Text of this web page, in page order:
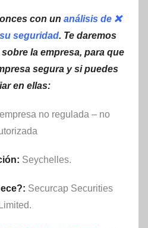
con un análisis de ❌
seguridad. Te daremos
la empresa, para que
segura y si puedes
en ellas:
empresa no regulada – no
Seychelles.
Securcap Securities
Limited.